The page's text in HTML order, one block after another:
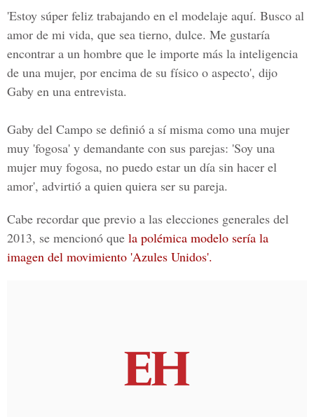
'Estoy súper feliz trabajando en el modelaje aquí. Busco al
amor de mi vida, que sea tierno, dulce. Me gustaría
encontrar a un hombre que le importe más la inteligencia
de una mujer, por encima de su físico o aspecto', dijo
Gaby en una entrevista.
Gaby del Campo se definió a sí misma como una mujer
muy 'fogosa' y demandante con sus parejas: 'Soy una
mujer muy fogosa, no puedo estar un día sin hacer el
amor', advirtió a quien quiera ser su pareja.
Cabe recordar que previo a las elecciones generales del
2013, se mencionó que la polémica modelo sería la
imagen del movimiento 'Azules Unidos'.